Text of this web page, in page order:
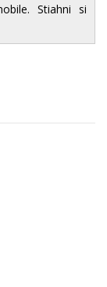
Stiahni si